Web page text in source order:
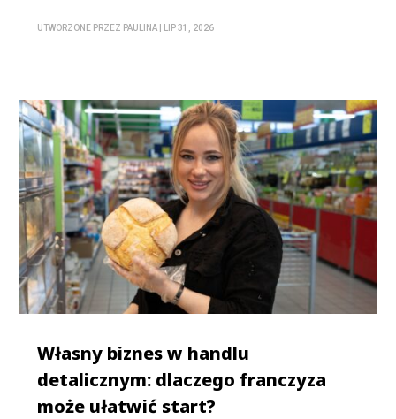
UTWORZONE PRZEZ PAULINA LIP 31, 2026
Własny biznes w handlu
detalicznym: dlaczego franczyza
może ułatwić start?